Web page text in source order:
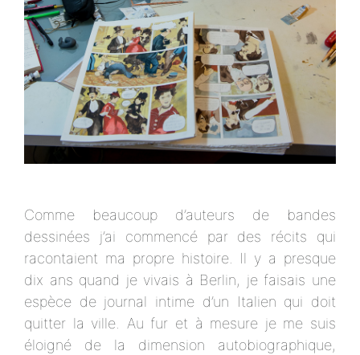
Comme beaucoup d’auteurs de bandes
dessinées j’ai commencé par des récits qui
racontaient ma propre histoire. Il y a presque
dix ans quand je vivais à Berlin, je faisais une
espèce de journal intime d’un Italien qui doit
quitter la ville. Au fur et à mesure je me suis
éloigné de la dimension autobiographique,